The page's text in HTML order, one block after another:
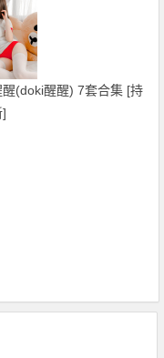
醒(doki醒醒) 7套合集 [持